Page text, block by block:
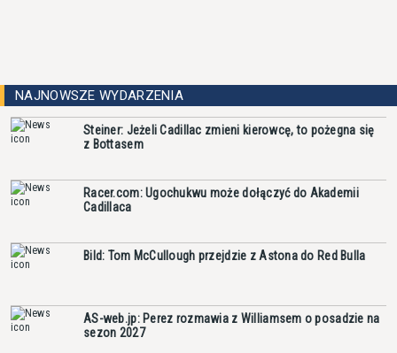
NAJNOWSZE WYDARZENIA
Steiner: Jeżeli Cadillac zmieni kierowcę, to pożegna się
z Bottasem
Racer.com: Ugochukwu może dołączyć do Akademii
Cadillaca
Bild: Tom McCullough przejdzie z Astona do Red Bulla
AS-web.jp: Perez rozmawia z Williamsem o posadzie na
sezon 2027